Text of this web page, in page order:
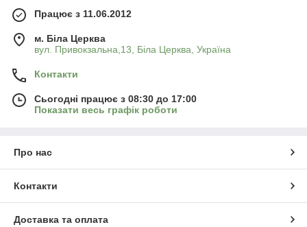
Працює з 11.06.2012
м. Біла Церква
вул. Привокзальна,13, Біла Церква, Україна
Контакти
Сьогодні працює з 08:30 до 17:00
Показати весь графік роботи
Про нас
Контакти
Доставка та оплата